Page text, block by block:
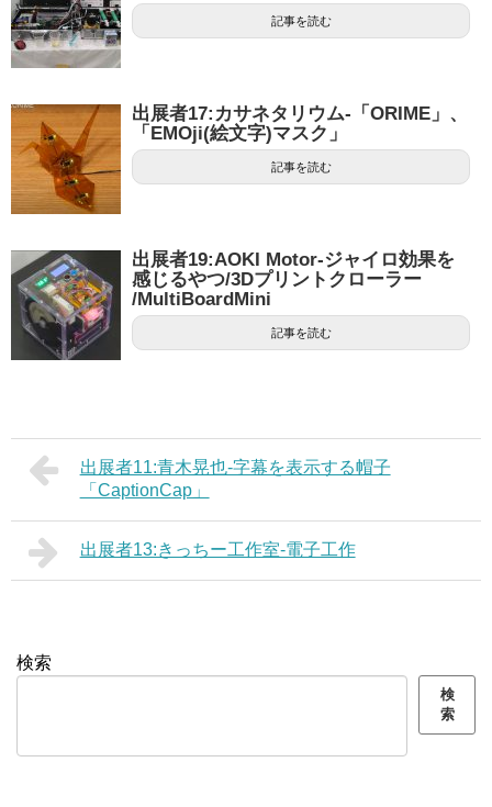
記事を読む
出展者17:カサネタリウム-「ORIME」、
「EMOji(絵文字)マスク」
記事を読む
出展者19:AOKI Motor-ジャイロ効果を
感じるやつ/3Dプリントクローラー
/MultiBoardMini
記事を読む
出展者11:青木晃也-字幕を表示する帽子
「CaptionCap」
出展者13:きっちー工作室-電子工作
検索
検
索